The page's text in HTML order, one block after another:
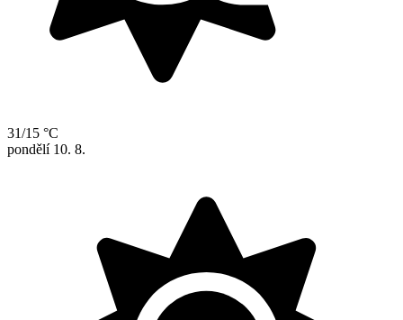
31/15 °C
pondělí 10. 8.